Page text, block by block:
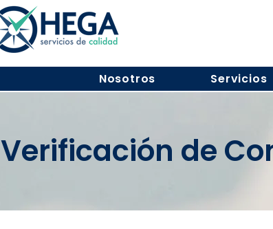
Nosotros Servicios
Verificación de